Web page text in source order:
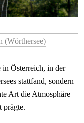
(Wörthersee)
Österreich, in der
stattfand, sondern
Art die Atmosphäre
prägte.